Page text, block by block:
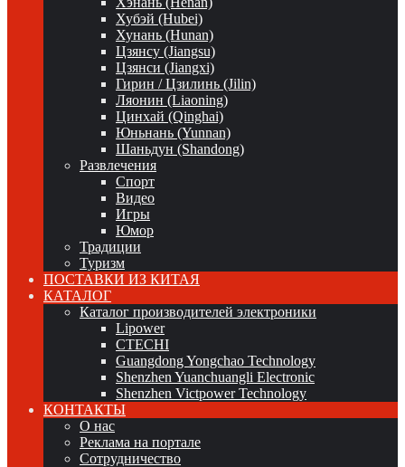
Хубэй (Hubei)
Хунань (Hunan)
Цзянсу (Jiangsu)
Цзянси (Jiangxi)
Гирин / Цзилинь (Jilin)
Ляонин (Liaoning)
Цинхай (Qinghai)
Юньнань (Yunnan)
Шаньдун (Shandong)
Развлечения
Спорт
Видео
Игры
Юмор
Традиции
Туризм
ПОСТАВКИ ИЗ КИТАЯ
КАТАЛОГ
Каталог производителей электроники
Lipower
CTECHI
Guangdong Yongchao Technology
Shenzhen Yuanchuangli Electronic
Shenzhen Victpower Technology
КОНТАКТЫ
О нас
Реклама на портале
Сотрудничество